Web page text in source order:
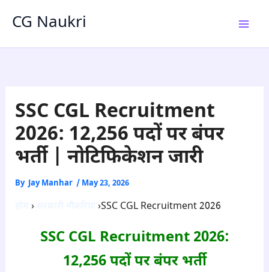
CG Naukri
SSC CGL Recruitment
2026: 12,256 पदों पर बंपर
भर्ती | नोटिफिकेशन जारी
By Jay Manhar / May 23, 2026
› ›SSC CGL Recruitment 2026
SSC CGL Recruitment 2026:
12,256 पदों पर बंपर भर्ती